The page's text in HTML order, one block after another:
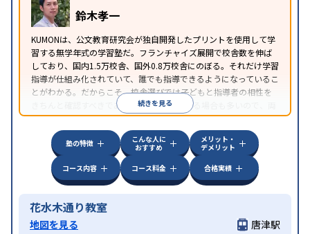
鈴木孝一
KUMONは、公文教育研究会が独自開発したプリントを使用して学
習する無学年式の学習塾だ。フランチャイズ展開で校舎数を伸ば
しており、国内1.5万校舎、国外0.8万校舎にのぼる。それだけ学習
指導が仕組み化されていて、誰でも指導できるようになっているこ
とがわかる。だからこそ、校舎選びでは子どもと指導者の相性を
きちんと確認すべきである。近所に2校舎ある場合も多いので、両
方見学してみることをオススメする。
続きを見る
塾の特徴
こんな人に
おすすめ
メリット・
デメリット
コース内容
コース料金 合格実績
花水木通り教室
地図を見る
唐津駅